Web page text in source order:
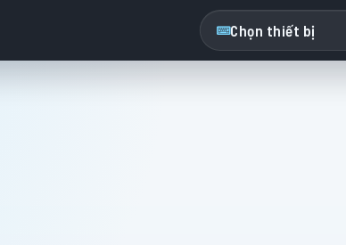
Chọn thiết bị